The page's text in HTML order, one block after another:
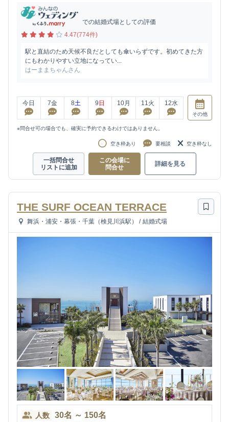
での結婚式場としての評価
4.47(774件)
駅と直結のため天候不良だとしても傘いらずです。初めてきた方
にもわかりやすい立地になってい...
はーままちゃんさん
今日 7金 8土 9 日 10月 11 火 12水
その他
※問合せ可の場合でも、確実に予約できるわけではありません。
空き枠あり 要相談 空き枠なし
一括問合せ
リストに追加
この会場に
問合せ
詳細を見る
THE SURF OCEAN TERRACE
舞浜・浦安・幕張・千葉（検見川浜駅） / 結婚式場
人数 30名 ～ 150名